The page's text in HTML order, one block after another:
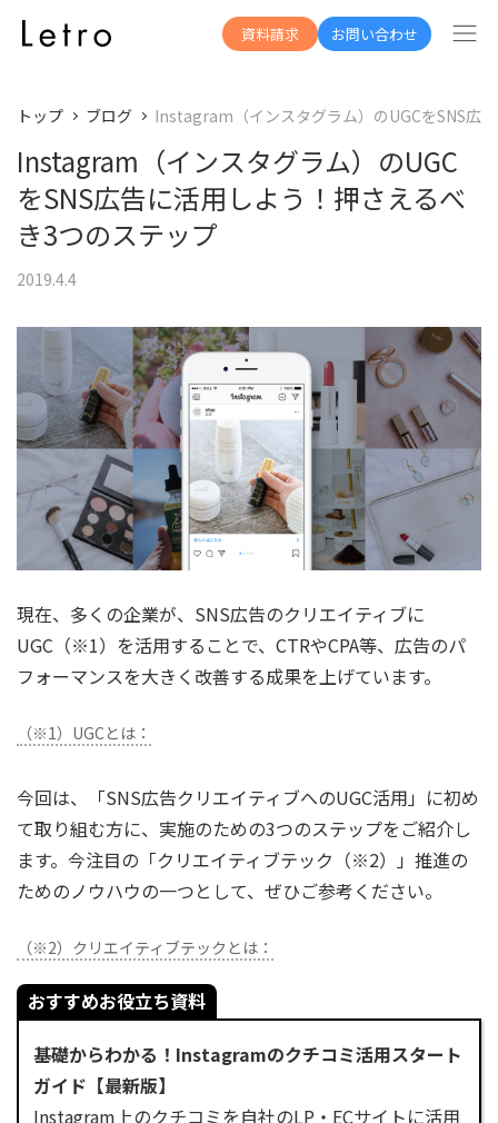
資料請求 お問い合わせ
トップ ブログ Instagram（インスタグラム）のUGCをSNS広
Instagram（インスタグラム）のUGC
をSNS広告に活用しよう！押さえるべ
き3つのステップ
2019.4.4
現在、多くの企業が、SNS広告のクリエイティブに
UGC（※1）を活用することで、CTRやCPA等、広告のパ
フォーマンスを大きく改善する成果を上げています。
（※1）UGCとは：
今回は、「SNS広告クリエイティブへのUGC活用」に初め
て取り組む方に、実施のための3つのステップをご紹介し
ます。今注目の「クリエイティブテック（※2）」推進の
ためのノウハウの一つとして、ぜひご参考ください。
（※2）クリエイティブテックとは：
おすすめお役立ち資料
基礎からわかる！Instagramのクチコミ活用スタート
ガイド【最新版】
Instagram上のクチコミを自社のLP・ECサイトに活用